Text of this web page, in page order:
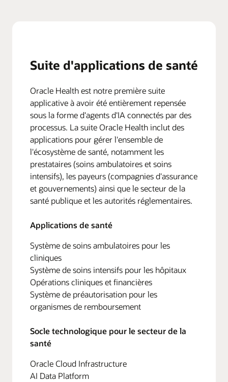
Suite d'applications de santé
Oracle Health est notre première suite
applicative à avoir été entièrement repensée
sous la forme d'agents d'IA connectés par des
processus. La suite Oracle Health inclut des
applications pour gérer l'ensemble de
l'écosystème de santé, notamment les
prestataires (soins ambulatoires et soins
intensifs), les payeurs (compagnies d'assurance
et gouvernements) ainsi que le secteur de la
santé publique et les autorités réglementaires.
Applications de santé
Système de soins ambulatoires pour les
cliniques
Système de soins intensifs pour les hôpitaux
Opérations cliniques et financières
Système de préautorisation pour les
organismes de remboursement
Socle technologique pour le secteur de la
santé
Oracle Cloud Infrastructure
AI Data Platform